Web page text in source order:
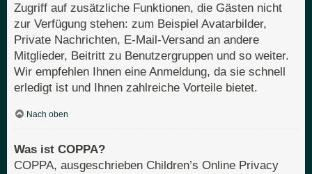
Zugriff auf zusätzliche Funktionen, die Gästen nicht
zur Verfügung stehen: zum Beispiel Avatarbilder,
Private Nachrichten, E-Mail-Versand an andere
Mitglieder, Beitritt zu Benutzergruppen und so weiter.
Wir empfehlen Ihnen eine Anmeldung, da sie schnell
erledigt ist und Ihnen zahlreiche Vorteile bietet.
Nach oben
Was ist COPPA?
COPPA, ausgeschrieben Children’s Online Privacy